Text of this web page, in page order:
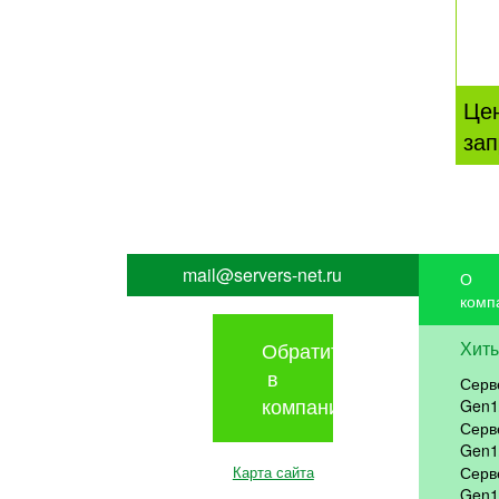
mail@servers-net.ru
Обратиться
в
компанию
Карта сайта
О